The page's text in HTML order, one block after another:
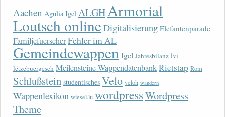
Aachen Agulia Igel ALGHArmorial
Loutsch onlineDigitalisierung Elefantenparade
FamiljefuerscherFehler im AL
Gemeindewappen Igel Jahresbilanz lvi
lëtzebuergesch Meilensteine WappendatenbankRietstap Rom
Schlußstein studentisches Velo veloh wandern
Wappenlexikon wiesel.lu wordpressWordpress
Theme